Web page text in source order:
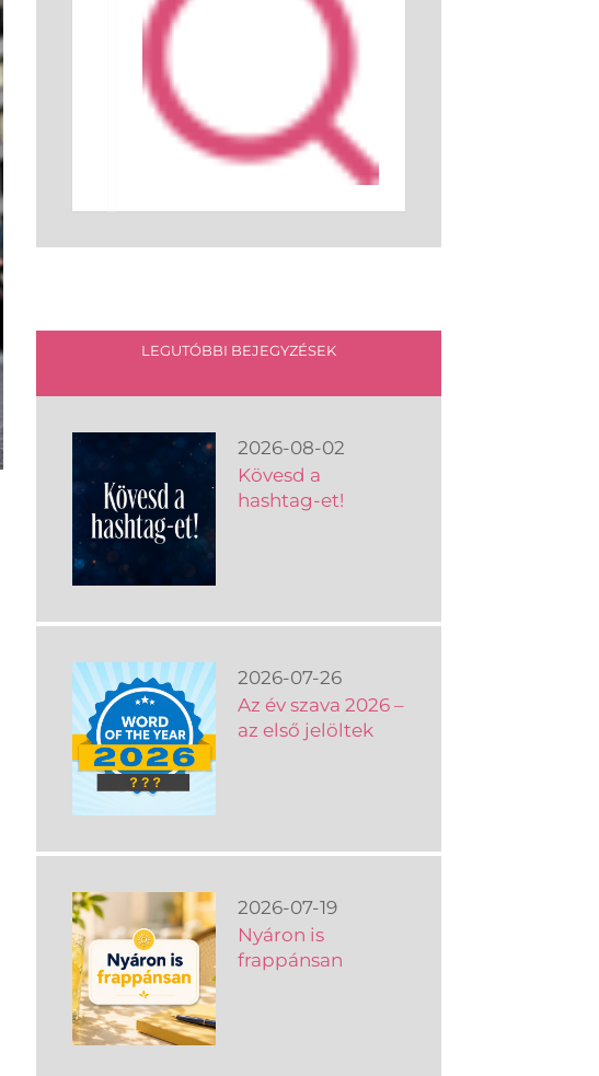
LEGUTÓBBI BEJEGYZÉSEK
2026-08-02
Kövesd a
hashtag-et!
2026-07-26
Az év szava 2026 –
az első jelöltek
2026-07-19
Nyáron is
frappánsan